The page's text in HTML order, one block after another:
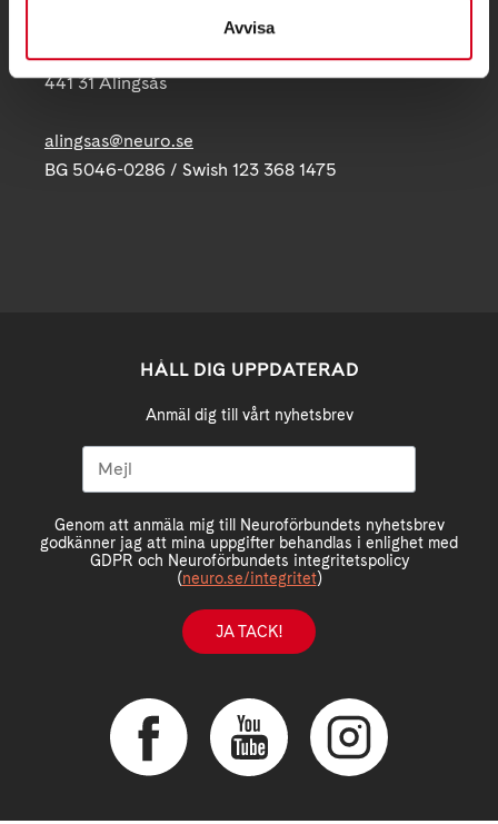
Avvisa
c/o Folkets Hus, Norra Strömgatan 9
441 31 Alingsås
alingsas@neuro.se
BG 5046-0286 / Swish 123 368 1475
HÅLL DIG UPPDATERAD
Anmäl dig till vårt nyhetsbrev
Genom att anmäla mig till Neuroförbundets nyhetsbrev
godkänner jag att mina uppgifter behandlas i enlighet med
GDPR och Neuroförbundets integritetspolicy
(neuro.se/integritet)
JA TACK!